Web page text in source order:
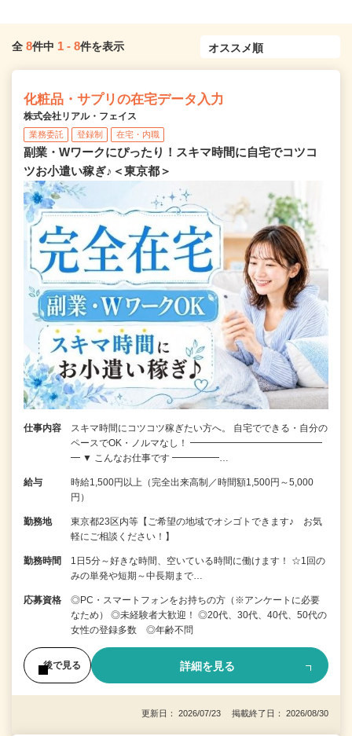
全 8件中 1 - 8件を表示
化粧品・サプリの在宅データ入力
株式会社リアル・フェイス
業務委託 登録制 在宅・内職
副業・Wワークにぴったり！スキマ時間に自宅でコツコ
ツお小遣い稼ぎ♪＜東京都＞
仕事内容
スキマ時間にコツコツ稼ぎたい方へ。 自宅でできる・自分の
ペースでOK・ノルマなし！ ━━━━━━━━━━━━━━
━ ▼ こんなお仕事です ━━━━━…
給与
時給1,500円以上（完全出来高制／時間額1,500円～5,000
円）
勤務地
東京都23区内等【ご希望の地域でオシゴトできます♪ お気
軽にご相談ください！】
勤務時間
1日5分～好きな時間、空いている時間に働けます！ ☆1回の
みの単発や短期～中長期まで…
応募資格
◎PC・スマートフォンをお持ちの方（※アンケートに必要
なため） ◎未経験者大歓迎！ ◎20代、30代、40代、50代の
女性の登録多数 ◎年齢不問
後で見る 詳細を見る
更新日： 2026/07/23 掲載終了日： 2026/08/30